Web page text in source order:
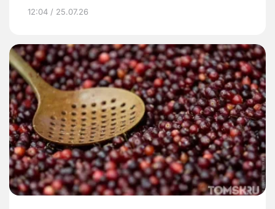
12:04 / 25.07.26